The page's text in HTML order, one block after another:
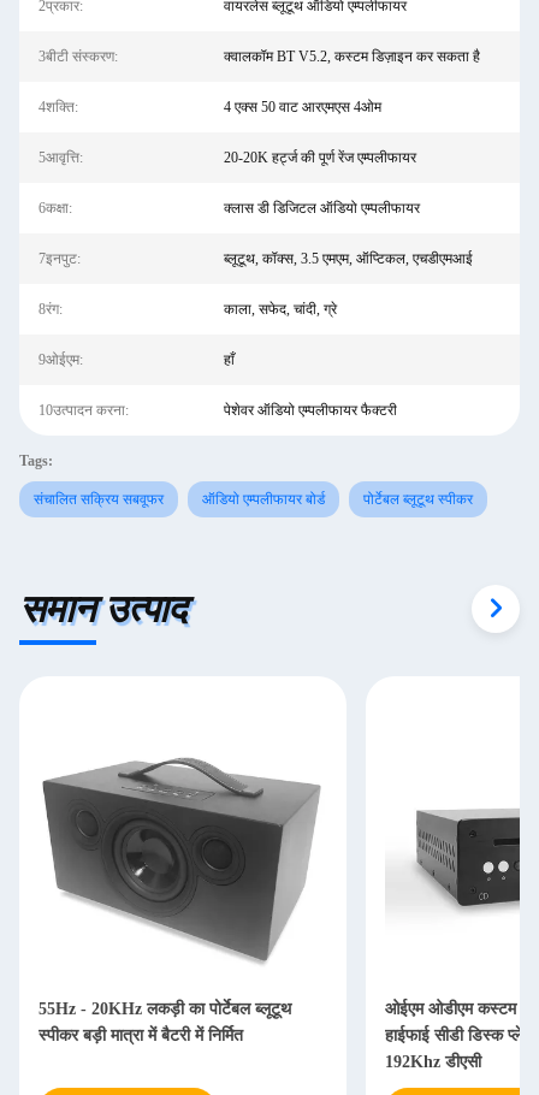
2प्रकार: वायरलेस ब्लूटूथ ऑडियो एम्पलीफायर
3बीटी संस्करण: क्वालकॉम BT V5.2, कस्टम डिज़ाइन कर सकता है
4शक्ति: 4 एक्स 50 वाट आरएमएस 4ओम
5आवृत्ति: 20-20K हर्ट्ज की पूर्ण रेंज एम्पलीफायर
6कक्षा: क्लास डी डिजिटल ऑडियो एम्पलीफायर
7इनपुट: ब्लूटूथ, कॉक्स, 3.5 एमएम, ऑप्टिकल, एचडीएमआई
8रंग: काला, सफेद, चांदी, ग्रे
9ओईएम: हाँ
10उत्पादन करना: पेशेवर ऑडियो एम्पलीफायर फैक्टरी
Tags:
संचालित सक्रिय सबवूफर ऑडियो एम्पलीफायर बोर्ड पोर्टेबल ब्लूटूथ स्पीकर
समान उत्पाद
55Hz - 20KHz लकड़ी का पोर्टेबल ब्लूटूथ
स्पीकर बड़ी मात्रा में बैटरी में निर्मित
ओईएम ओडीएम कस्टम
हाईफाई सीडी डिस्क
192Khz डीएसी